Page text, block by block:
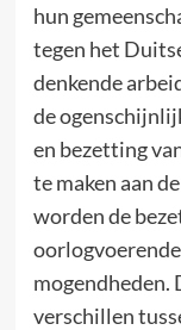
hun
tegen het
denkende
de
en bezetting
te maken aan
worden de
mogendheden.
verschillen